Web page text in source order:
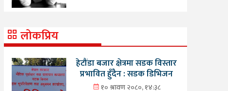
लोकप्रिय
हेटौंडा बजार क्षेत्रमा सडक विस्तार
प्रभावित हुँदैन : सडक डिभिजन
१० श्रावण २०८०, १४:३८